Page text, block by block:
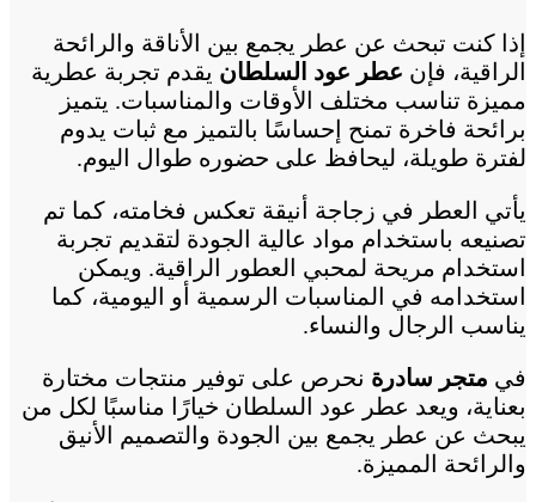
إذا كنت تبحث عن عطر يجمع بين الأناقة والرائحة
الراقية، فإن عطر عود السلطان يقدم تجربة عطرية
مميزة تناسب مختلف الأوقات والمناسبات. يتميز
برائحة فاخرة تمنح إحساسًا بالتميز مع ثبات يدوم
لفترة طويلة، ليحافظ على حضوره طوال اليوم.
يأتي العطر في زجاجة أنيقة تعكس فخامته، كما تم
تصنيعه باستخدام مواد عالية الجودة لتقديم تجربة
استخدام مريحة لمحبي العطور الراقية. ويمكن
استخدامه في المناسبات الرسمية أو اليومية، كما
يناسب الرجال والنساء.
في متجر سادرة نحرص على توفير منتجات مختارة
بعناية، ويعد عطر عود السلطان خيارًا مناسبًا لكل من
يبحث عن عطر يجمع بين الجودة والتصميم الأنيق
والرائحة المميزة.